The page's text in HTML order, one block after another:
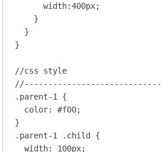
width:400px;
    }
  }
}
//css style
.parent-1
{
color: #f00;
.parent-1
.child {
width: 100px;